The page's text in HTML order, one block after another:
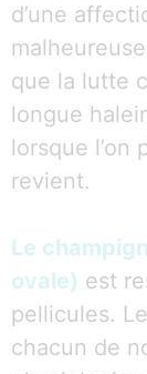
d’une
que la lutte
longue
lorsque l’on
revient.
Le
ovale) est
pellicules.
chacun de